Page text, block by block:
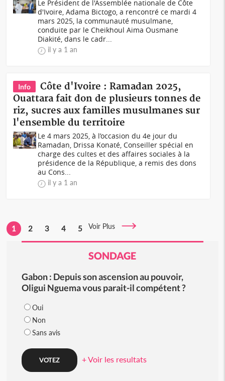
Le Président de l'Assemblée nationale de Côte
d'Ivoire, Adama Bictogo, a rencontré ce mardi 4
mars 2025, la communauté musulmane,
conduite par le Cheikhoul Aima Ousmane
Diakité, dans le cadr...
il y a 1 an
Info
Côte d'Ivoire : Ramadan 2025,
Ouattara fait don de plusieurs tonnes de
riz, sucres aux familles musulmanes sur
l'ensemble du territoire
Le 4 mars 2025, à l’occasion du 4e jour du
Ramadan, Drissa Konaté, Conseiller spécial en
charge des cultes et des affaires sociales à la
présidence de la République, a remis des dons
au Cons...
il y a 1 an
1 2 3 4 5 Voir Plus
SONDAGE
Gabon : Depuis son ascension au pouvoir,
Oligui Nguema vous parait-il compétent ?
Oui
Non
Sans avis
+ Voir les resultats